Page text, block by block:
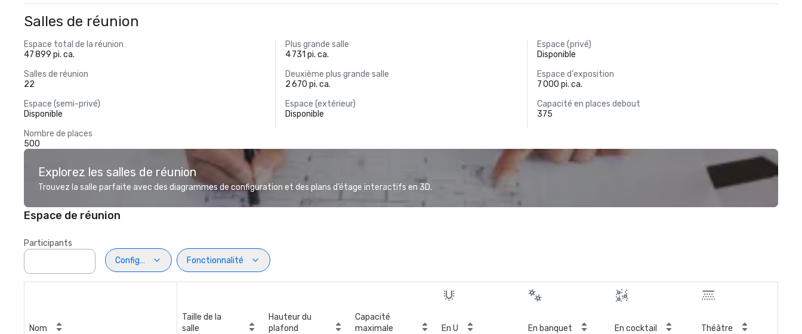
Salles de réunion
Espace total de la réunion
47 899 pi. ca.
Plus grande salle
4 731 pi. ca.
Espace (privé)
Disponible
Salles de réunion
22
Deuxième plus grande salle
2 670 pi. ca.
Espace d'exposition
7 000 pi. ca.
Espace (semi-privé)
Disponible
Espace (extérieur)
Disponible
Capacité en places debout
375
Nombre de places
500
Explorez les salles de réunion
Trouvez la salle parfaite avec des diagrammes de configuration et des plans d’étage interactifs en 3D.
Espace de réunion
Participants
Configuration
Fonctionnalité
Nom
Taille de la
salle
Hauteur du
plafond
Capacité
maximale
En U En banquet En cocktail Théâtre